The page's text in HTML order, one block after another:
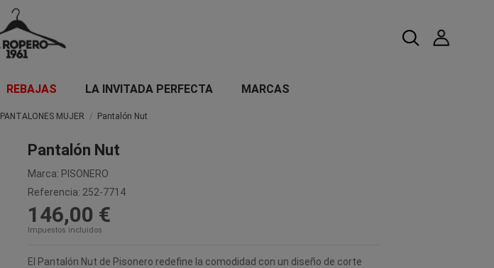
REBAJAS LA INVITADA PERFECTA MARCAS
PANTALONES MUJER Pantalón Nut
Pantalón Nut
Marca: PISONERO
Referencia: 252-7714
146,00 €
Impuestos incluidos
El Pantalón Nut de Pisonero redefine la comodidad con un diseño de corte